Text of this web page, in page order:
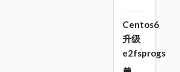
Centos6
升级
e2fsprogs